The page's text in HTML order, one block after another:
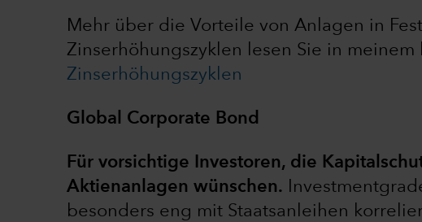
Mehr über die Vorteile von Anlagen in
Zinserhöhungszyklen lesen Sie in meinem
Zinserhöhungszyklen
Global Corporate Bond
Für vorsichtige Investoren, die
Aktienanlagen wünschen.
besonders eng mit Staatsanleihen